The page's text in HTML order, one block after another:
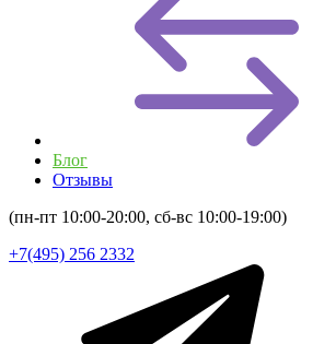
Блог
Отзывы
(пн-пт 10:00-20:00, сб-вс 10:00-19:00)
+7(495) 256 2332